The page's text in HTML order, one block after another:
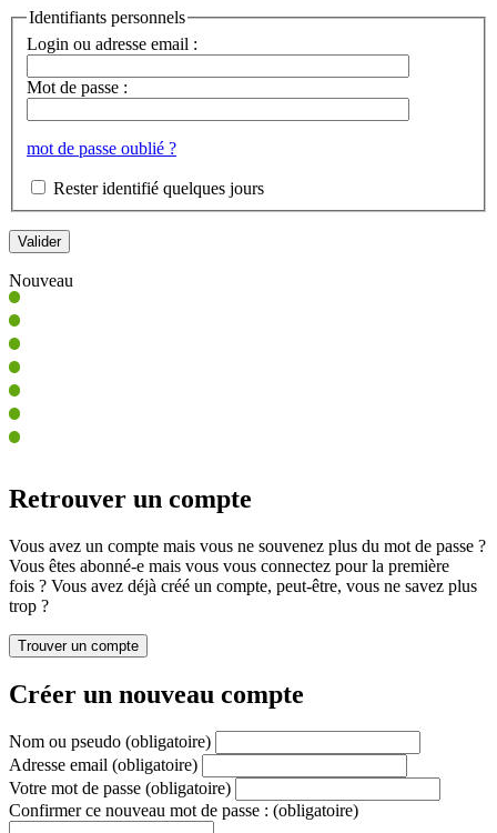
Identifiants personnels
Login ou adresse email :
Mot de passe :
mot de passe oublié ?
Rester identifié quelques jours
Nouveau
Retrouver un compte
Vous avez un compte mais vous ne souvenez plus du mot de passe ?
Vous êtes abonné-e mais vous vous connectez pour la première
fois ? Vous avez déjà créé un compte, peut-être, vous ne savez plus
trop ?
Créer un nouveau compte
Nom ou pseudo (obligatoire)
Adresse email (obligatoire)
Votre mot de passe (obligatoire)
Confirmer ce nouveau mot de passe : (obligatoire)